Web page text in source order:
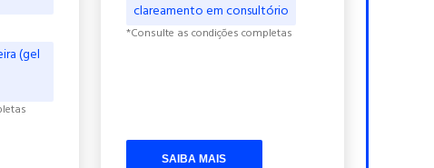
(gel
clareamento em consultório
*Consulte as condições completas
SAIBA MAIS